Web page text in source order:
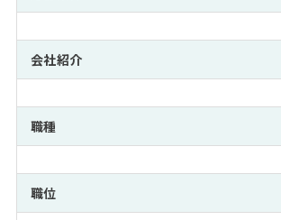
MBAを生かす求人特集
年齢と年収の相関図
MBA NETWORKING
会社紹介
職種
職位